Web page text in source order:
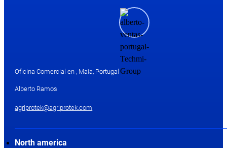
Oficina Comercial en , Maia, Portugal
Alberto Ramos
agriprotek@agriprotek.com
North america